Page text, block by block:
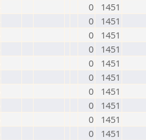
0
1451
0
1451
0
1451
0
1451
0
1451
0
1451
0
1451
0
1451
0
1451
0 1451